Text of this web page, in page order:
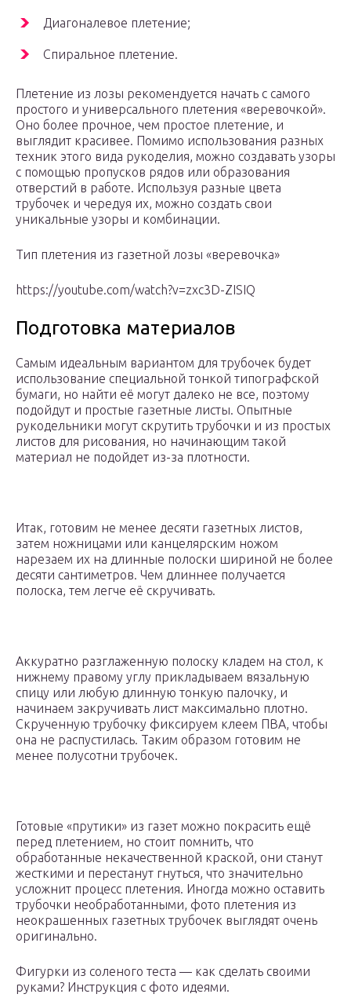
Диагоналевое плетение;
Спиральное плетение.
Плетение из лозы рекомендуется начать с самого
простого и универсального плетения «веревочкой».
Оно более прочное, чем простое плетение, и
выглядит красивее. Помимо использования разных
техник этого вида рукоделия, можно создавать узоры
с помощью пропусков рядов или образования
отверстий в работе. Используя разные цвета
трубочек и чередуя их, можно создать свои
уникальные узоры и комбинации.
Тип плетения из газетной лозы «веревочка»
https://youtube.com/watch?v=zxc3D-ZISIQ
Подготовка материалов
Самым идеальным вариантом для трубочек будет
использование специальной тонкой типографской
бумаги, но найти её могут далеко не все, поэтому
подойдут и простые газетные листы. Опытные
рукодельники могут скрутить трубочки и из простых
листов для рисования, но начинающим такой
материал не подойдет из-за плотности.
Итак, готовим не менее десяти газетных листов,
затем ножницами или канцелярским ножом
нарезаем их на длинные полоски шириной не более
десяти сантиметров. Чем длиннее получается
полоска, тем легче её скручивать.
Аккуратно разглаженную полоску кладем на стол, к
нижнему правому углу прикладываем вязальную
спицу или любую длинную тонкую палочку, и
начинаем закручивать лист максимально плотно.
Скрученную трубочку фиксируем клеем ПВА, чтобы
она не распустилась. Таким образом готовим не
менее полусотни трубочек.
Готовые «прутики» из газет можно покрасить ещё
перед плетением, но стоит помнить, что
обработанные некачественной краской, они станут
жесткими и перестанут гнуться, что значительно
усложнит процесс плетения. Иногда можно оставить
трубочки необработанными, фото плетения из
неокрашенных газетных трубочек выглядят очень
оригинально.
Фигурки из соленого теста — как сделать своими
руками? Инструкция с фото идеями.